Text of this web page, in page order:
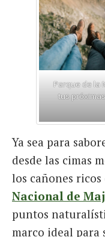
Parque de la
tus
Ya sea para
desde las cimas
los cañones
Nacional de
puntos
marco ideal para